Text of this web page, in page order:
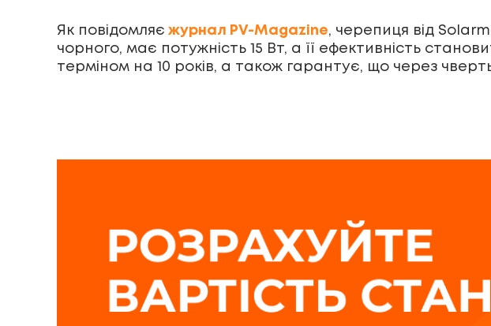
Як повідомляє журнал PV-Magazine, черепиця від
чорного, має потужність 15 Вт, а її ефективність
терміном на 10 років, а також гарантує, що через